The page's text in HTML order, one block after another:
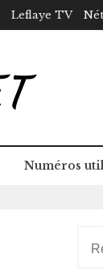
Leflaye TV
Numéros